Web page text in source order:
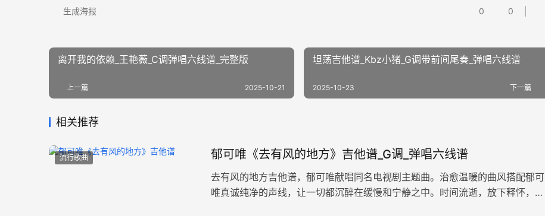
0 0
生成海报
离开我的依赖_王艳薇_C调弹唱六线谱_完整版
上一篇 2025-10-21
坦荡吉他谱_Kbz小猪_G调带前间尾奏_弹唱六线谱
下一篇
2025-10-23
相关推荐
流行歌曲 郁可唯《去有风的地方》吉他谱_G调_弹唱六线谱
去有风的地方吉他谱，郁可唯献唱同名电视剧主题曲。治愈温暖的曲风搭配郁可
唯真诚纯净的声线，让一切都沉醉在缓慢和宁静之中。时间流逝，放下释怀，去